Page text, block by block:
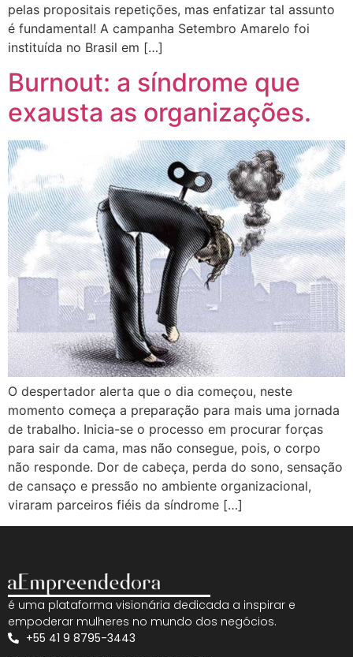
pelas propositais repetições, mas enfatizar tal assunto
é fundamental! A campanha Setembro Amarelo foi
instituída no Brasil em […]
Burnout: a síndrome que
exausta as organizações.
O despertador alerta que o dia começou, neste
momento começa a preparação para mais uma jornada
de trabalho. Inicia-se o processo em procurar forças
para sair da cama, mas não consegue, pois, o corpo
não responde. Dor de cabeça, perda do sono, sensação
de cansaço e pressão no ambiente organizacional,
viraram parceiros fiéis da síndrome […]
é uma plataforma visionária dedicada a inspirar e
empoderar mulheres no mundo dos negócios.
+55 41 9 8795-3443